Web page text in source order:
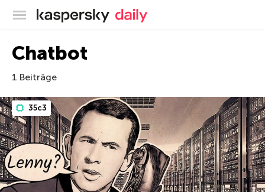
Offizieller Blog von Kaspersky
Chatbot
1 Beiträge
35c3